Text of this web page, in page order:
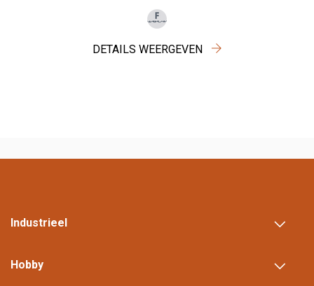
DETAILS WEERGEVEN
Industrieel
Hobby